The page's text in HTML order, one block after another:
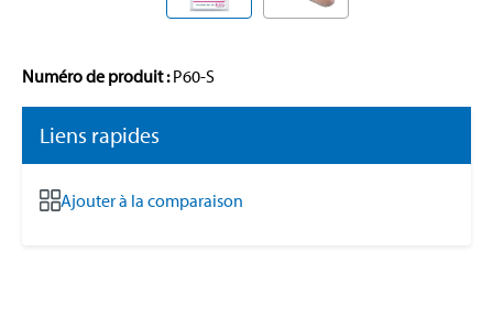
Numéro de produit :P60-S
Liens rapides
Ajouter à la comparaison